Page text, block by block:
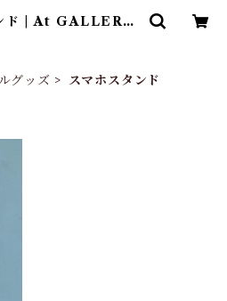
ド | At GALLERY
グッズ スマホスタンド